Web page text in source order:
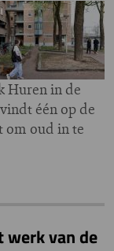
Huren in de
één op de
om oud in te
werk van de